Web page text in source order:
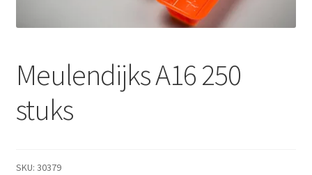
Frites
Koeling
Meulendijks A16 250
stuks
SKU: 30379